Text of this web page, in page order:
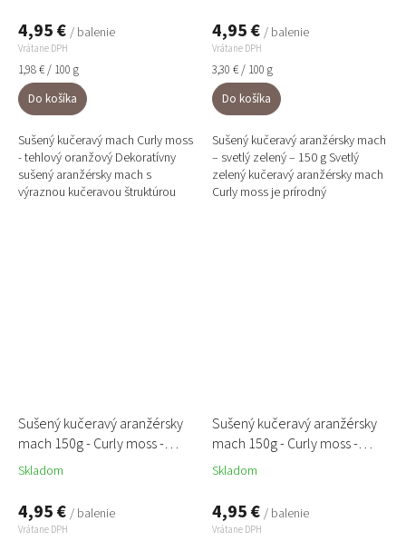
4,95 € / balenie
Vrátane DPH
Jednotková
cena:
1,98 € / 100 g
Do košíka
Sušený kučeravý mach Curly moss
- tehlový oranžový Dekoratívny
sušený aranžérsky mach s
výraznou kučeravou štruktúrou
4,95 € / balenie
Vrátane DPH
Jednotková
cena:
3,30 € / 100 g
Do košíka
Sušený kučeravý aranžérsky mach
– svetlý zelený – 150 g Svetlý
zelený kučeravý aranžérsky mach
Curly moss je prírodný
Sušený kučeravý aranžérsky
mach 150g - Curly moss -
slnečný žltý
Skladom
4,95 € / balenie
Vrátane DPH
Sušený kučeravý aranžérsky
mach 150g - Curly moss -
oranžový
Skladom
4,95 € / balenie
Vrátane DPH